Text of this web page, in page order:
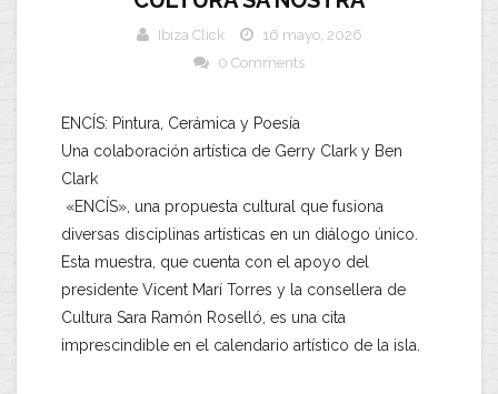
Ibiza Click
16 mayo, 2026
0 Comments
ENCÍS: Pintura, Cerámica y Poesía
​Una colaboración artística de Gerry Clark y Ben
Clark
​ «ENCÍS», una propuesta cultural que fusiona
diversas disciplinas artísticas en un diálogo único.
Esta muestra, que cuenta con el apoyo del
presidente Vicent Marí Torres y la consellera de
Cultura Sara Ramón Roselló, es una cita
imprescindible en el calendario artístico de la isla.